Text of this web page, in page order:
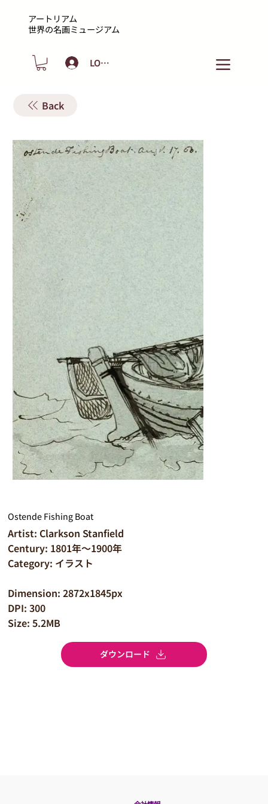
アートリアム
​世界の名画ミュージアム
LOGIN
Back
Ostende Fishing Boat
Artist: Clarkson Stanfield
Century: 1801年～1900年
Category: イラスト
Dimension: 2872x1845px
DPI: 300
Size: 5.2MB
ダウンロード